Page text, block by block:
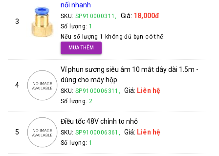
3
nối nhanh
SKU: SP910000311, Giá: 18,000đ
Số lượng: 1
Nếu số lượng 1 không đủ bạn có thể:
MUA THÊM
4
Vỉ phun sương siêu âm 10 mắt dây dài 1.5m -
dùng cho máy hộp
SKU: SP9100006311, Giá: Liên hệ
Số lượng: 2
5
Điều tốc 48V chỉnh to nhỏ
SKU: SP9100006361, Giá: Liên hệ
Số lượng: 1